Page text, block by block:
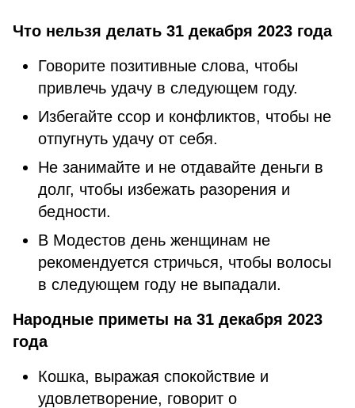
Что нельзя делать 31 декабря 2023 года
Говорите позитивные слова, чтобы
привлечь удачу в следующем году.
Избегайте ссор и конфликтов, чтобы не
отпугнуть удачу от себя.
Не занимайте и не отдавайте деньги в
долг, чтобы избежать разорения и
бедности.
В Модестов день женщинам не
рекомендуется стричься, чтобы волосы
в следующем году не выпадали.
Народные приметы на 31 декабря 2023
года
Кошка, выражая спокойствие и
удовлетворение, говорит о